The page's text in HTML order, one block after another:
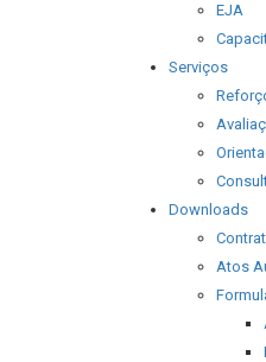
EJA
Serviços
Downloads
Atos